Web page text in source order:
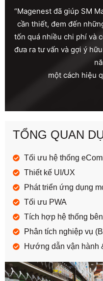
“Magenest đã giúp SM
cần thiết, đem đến
tốn quá nhiều chi phí và
đưa ra tư vấn và gợi ý
một cách hiệu
TỔNG QUAN
Tối ưu hệ thống
Thiết kế UI/UX
Phát triển ứng dụng
Tối ưu PWA
Tích hợp hệ thống
Phân tích nghiệp vụ
Hướng dẫn vận hành